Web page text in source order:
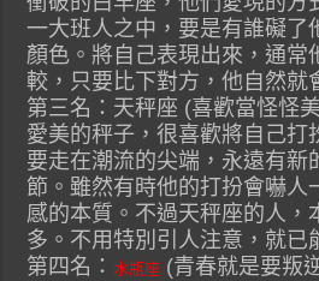
一大班人之中，要是有誰礙了
顏色。將自己表現出來，通常
較，只要比下對方，他自然就
第三名：天秤座 (喜歡當怪怪
愛美的秤子，很喜歡將自己打
要走在潮流的尖端，永遠有新
節。雖然有時他的打扮會嚇人
感的本質。不過天秤座的人，
多。不用特別引人注意，就已
第四名： 水瓶座 (青春就是要叛